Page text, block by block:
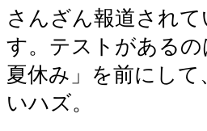
さんざん報道され
す。テストがある
夏休み」を前にし
いハズ。